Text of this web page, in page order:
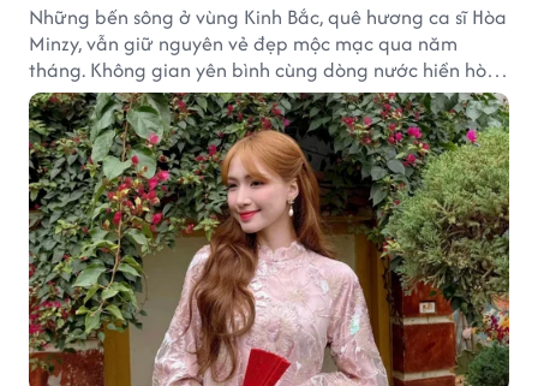
Những bến sông ở vùng Kinh Bắc, quê hương ca sĩ Hòa
Minzy, vẫn giữ nguyên vẻ đẹp mộc mạc qua năm
tháng. Không gian yên bình cùng dòng nước hiền hòa
tạo nên một góc Bắc Ninh rất đáng để khám phá.